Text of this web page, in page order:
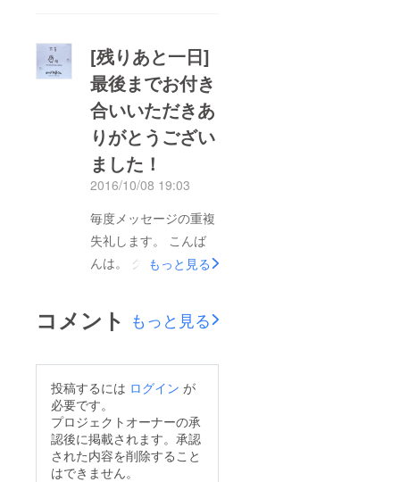
まくんは皆さんと遊び
たくて仕方がないので
すから。
・・・・・・・・・
それではまた何かあり
ましたら、大変不躾で
はありますが、またお
ればと思います。 今
回も支援してくださっ
た皆さん、応援してく
にありがとうございま
す。 のげー...☆6(:D
[残りあと一日]
最後までお付き
合いいただきあ
りがとうござい
ました！
2016/10/08 19:03
毎度メッセージの重複
失礼します。 こんば
んは。 クラウドファ
ろあと一日になりまし
た。 たくさんの皆さ
長い期間お付き合いい
ただきありがとうござ
いました。 のっげの
げー♪6(:D のげやまく
もっと見る
コメント もっと見る
投稿するには ログイン が
必要です。
プロジェクトオーナーの承
認後に掲載されます。承認
された内容を削除すること
はできません。